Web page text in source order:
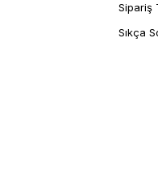
Sipariş
Sıkça